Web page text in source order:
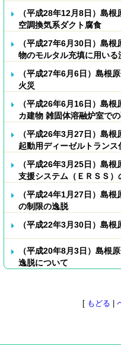
（平成28年12月8日）島
空調換気系ダクト腐食
（平成27年6月30日）島
物のモルタル充填に用い
（平成27年6月6日）島根
火災
（平成26年6月16日）島
カ建物 雑固体溶融炉室で
（平成26年3月27日）島
起動用ディーゼルトラン
（平成26年3月25日）島
支援システム（ＥＲＳＳ）
（平成24年1月27日）島
の制限の逸脱
（平成22年3月30日）島
（平成20年8月3日）島根
逸脱について
[ もどる